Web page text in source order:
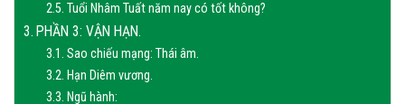
Tuổi Nhâm Tuất năm nay có tốt không?
PHẦN 3: VẬN HẠN.
Sao chiếu mạng: Thái âm.
Hạn Diêm vương.
Ngũ hành: